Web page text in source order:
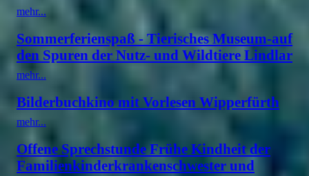
mehr...
Sommerferienspaß - Tierisches Museum-auf
den Spuren der Nutz- und Wildtiere Lindlar
mehr...
Bilderbuchkino mit Vorlesen Wipperfürth
mehr...
Offene Sprechstunde Frühe Kindheit der
Familienkinderkrankenschwester und